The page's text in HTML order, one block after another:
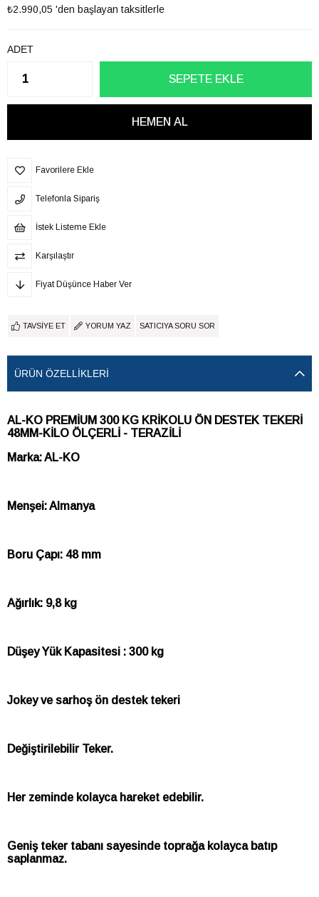
₺2.990,05 'den başlayan taksitlerle
ADET
Favorilere Ekle
Telefonla Sipariş
İstek Listeme Ekle
Karşılaştır
Fiyat Düşünce Haber Ver
TAVSIYE ET YORUM YAZ SATICIYA SORU SOR
ÜRÜN ÖZELLIKLERI
AL-KO PREMİUM 300 KG KRİKOLU ÖN DESTEK TEKERİ
48MM-KİLO ÖLÇERLİ - TERAZİLİ
Marka: AL-KO
Menşei: Almanya
Boru Çapı: 48 mm
Ağırlık: 9,8 kg
Düşey Yük Kapasitesi : 300 kg
Jokey ve sarhoş ön destek tekeri
Değiştirilebilir Teker.
Her zeminde kolayca hareket edebilir.
Geniş teker tabanı sayesinde toprağa kolayca batıp
saplanmaz.